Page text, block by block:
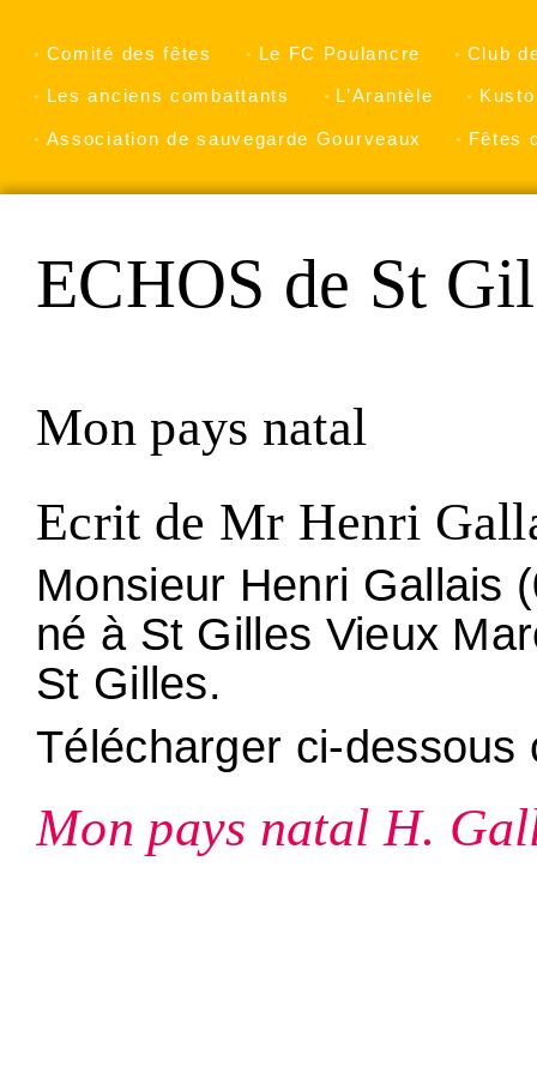
Comité des fêtes Le FC Poulancre Club
Les anciens combattants L’Arantèle
Association de sauvegarde Gourveaux Fêtes
ECHOS de St
Mon pays natal
Ecrit de Mr Henri
Monsieur Henri Gallais
né à St Gilles Vieux
St Gilles.
Télécharger ci-
Mon pays natal H.